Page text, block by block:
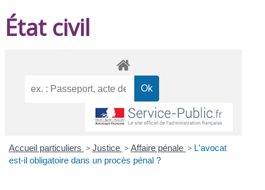
État civil
Accueil particuliers > Justice > Affaire pénale > L'avocat
est-il obligatoire dans un procès pénal ?